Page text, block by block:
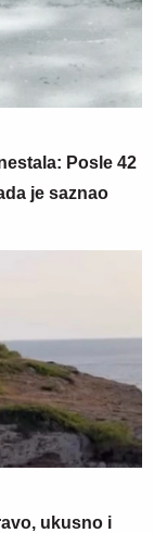
Posle 42
je saznao
ukusno i